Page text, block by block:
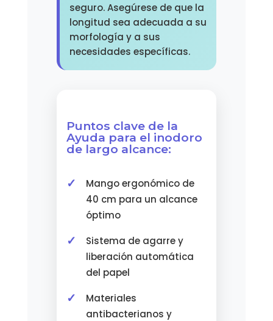
seguro. Asegúrese de que la
longitud sea adecuada a su
morfología y a sus
necesidades específicas.
Puntos clave de la
Ayuda para el inodoro
de largo alcance:
Mango ergonómico de
40 cm para un alcance
óptimo
Sistema de agarre y
liberación automática
del papel
Materiales
antibacterianos y